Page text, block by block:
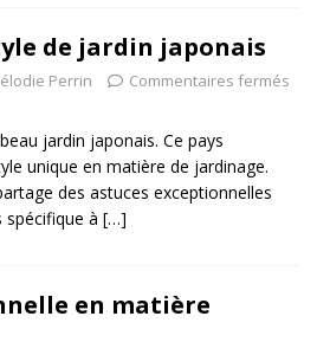
de jardin japonais
Perrin Commentaires fermés
jardin japonais. Ce pays
unique en matière de jardinage.
des astuces exceptionnelles
spécifique à […]
en matière